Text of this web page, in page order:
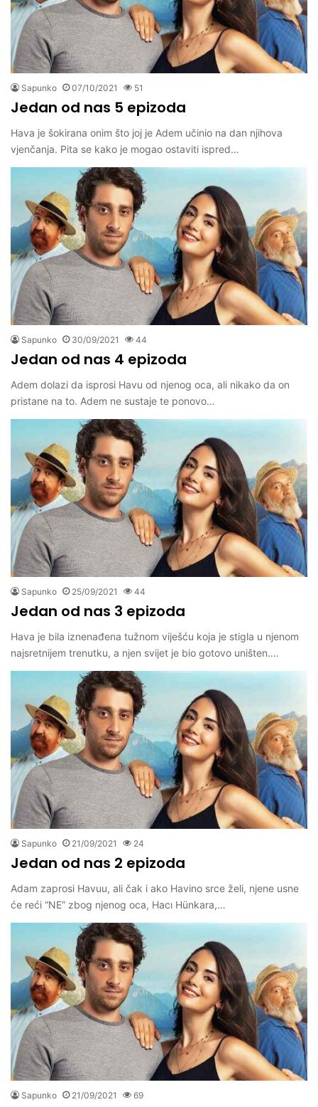
Sapunko 07/10/2021 51
Jedan od nas 5 epizoda
Hava je šokirana onim što joj je Adem učinio na dan njihova
vjenčanja. Pita se kako je mogao ostaviti ispred…
Sapunko 30/09/2021 44
Jedan od nas 4 epizoda
Adem dolazi da isprosi Havu od njenog oca, ali nikako da on
pristane na to. Adem ne sustaje te ponovo…
Sapunko 25/09/2021 44
Jedan od nas 3 epizoda
Hava je bila iznenađena tužnom viješću koja je stigla u njenom
najsretnijem trenutku, a njen svijet je bio gotovo uništen.…
Sapunko 21/09/2021 24
Jedan od nas 2 epizoda
Adam zaprosi Havuu, ali čak i ako Havino srce želi, njene usne
će reći “NE” zbog njenog oca, Hacı Hünkara,…
Sapunko 21/09/2021 69